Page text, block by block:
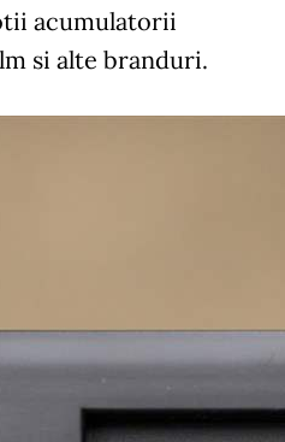
acumulatorii
si alte branduri.